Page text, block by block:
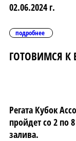
02.06.2024 г.
подробнее
ГОТОВИМСЯ К
Регата Кубок
пройдет со 2 по
залива.